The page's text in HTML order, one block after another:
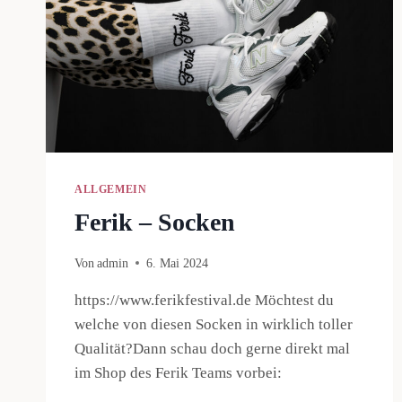
ALLGEMEIN
Ferik – Socken
Von admin 6. Mai 2024
https://www.ferikfestival.de Möchtest du
welche von diesen Socken in wirklich toller
Qualität?Dann schau doch gerne direkt mal
im Shop des Ferik Teams vorbei: